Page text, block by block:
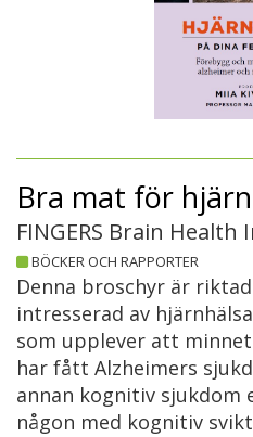
Bra mat för
FINGERS Brain
BÖCKER OCH RAPPORTER
Denna broschyr är
intresserad av
som upplever att
har fått Alzheimers
annan kognitiv sjukdom
någon med kognitiv